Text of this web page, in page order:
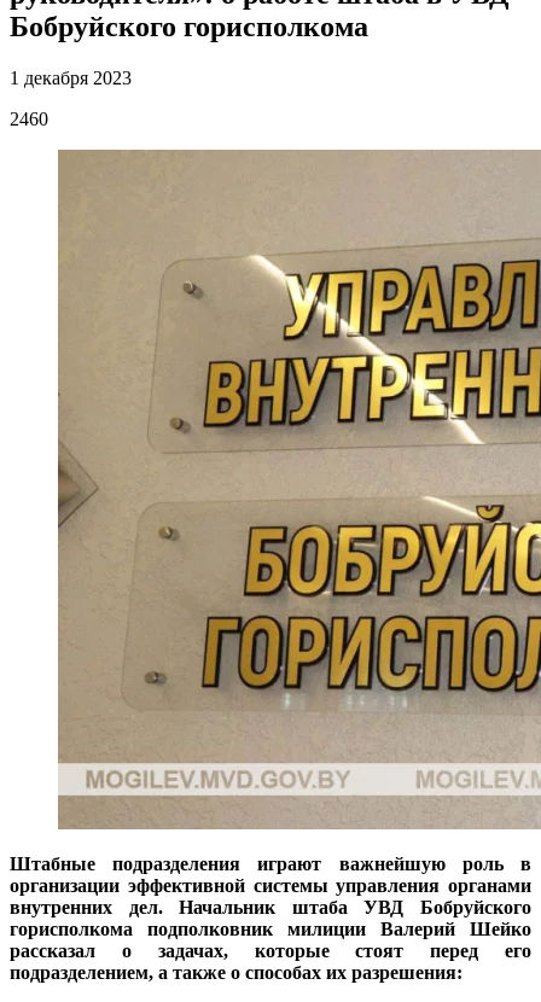
Бобруйского горисполкома
1 декабря 2023
2460
Штабные подразделения играют важнейшую роль в
организации эффективной системы управления органами
внутренних дел. Начальник штаба УВД Бобруйского
горисполкома подполковник милиции Валерий Шейко
рассказал о задачах, которые стоят перед его
подразделением, а также о способах их разрешения: